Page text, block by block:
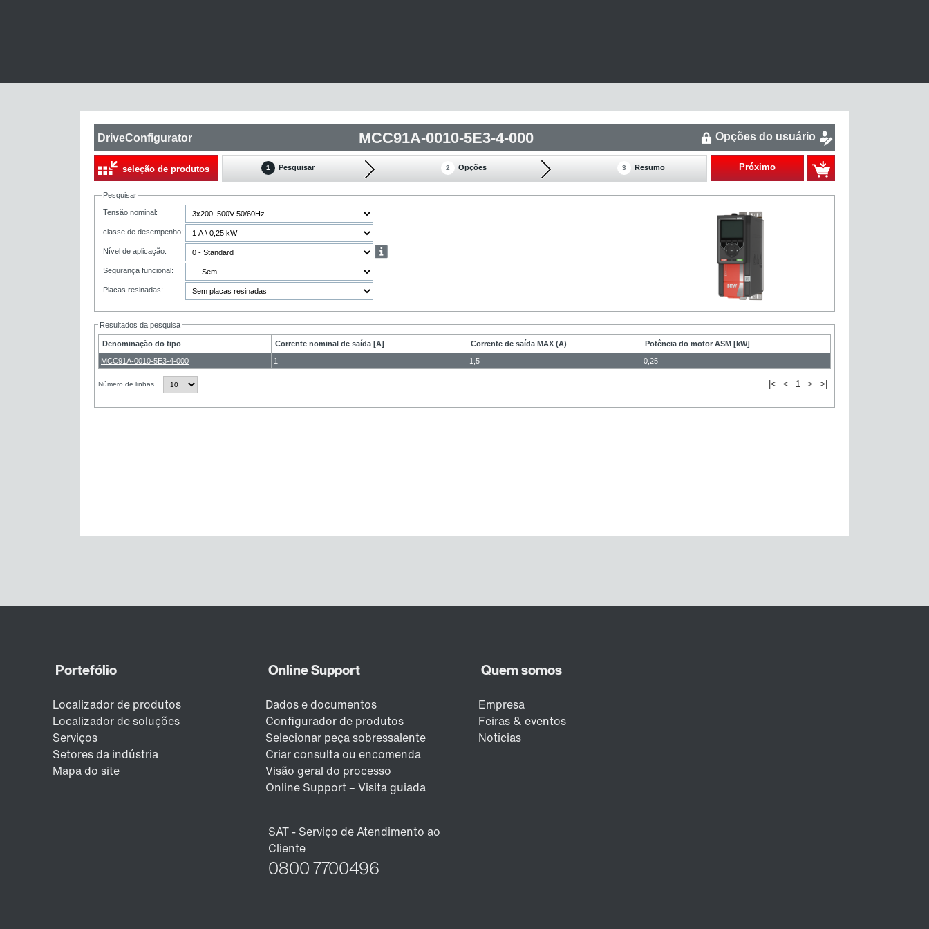
DriveConfigurator MCC91A-0010-5E3-4-000 Opções do usuário
seleção de produtos Próximo
1 Pesquisar 2 Opções 3 Resumo
Pesquisar
Tensão nominal:
classe de desempenho:
Nível de aplicação:
Segurança funcional:
Placas resinadas:
Resultados da pesquisa
Denominação do tipo Corrente nominal de saída [A] Corrente de saída MAX (A) Potência do motor ASM [kW]
MCC91A-0010-5E3-4-000 1 1,5 0,25
|< < 1 > >|
Número de linhas